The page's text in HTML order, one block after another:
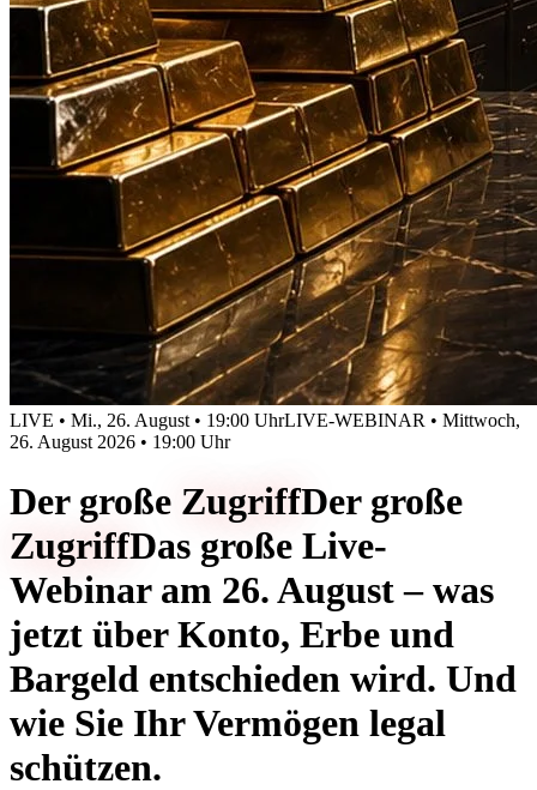
LIVE • Mi., 26. August • 19:00 UhrLIVE-WEBINAR • Mittwoch,
26. August 2026 • 19:00 Uhr
Der große ZugriffDer große
ZugriffDas große Live-
Webinar am 26. August – was
jetzt über Konto, Erbe und
Bargeld entschieden wird. Und
wie Sie Ihr Vermögen legal
schützen.